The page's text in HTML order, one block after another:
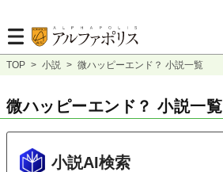
TOP > 小説 > 微ハッピーエンド？ 小説一覧
微ハッピーエンド？ 小説一覧
小説AI検索